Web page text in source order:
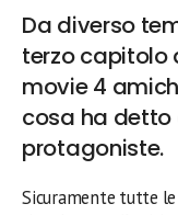
Da diverso
terzo capitolo
movie 4
cosa ha
protagoniste.
Sicuramente tutte le